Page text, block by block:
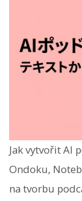
Jak vytvořit AI
Ondoku,
na tvorbu